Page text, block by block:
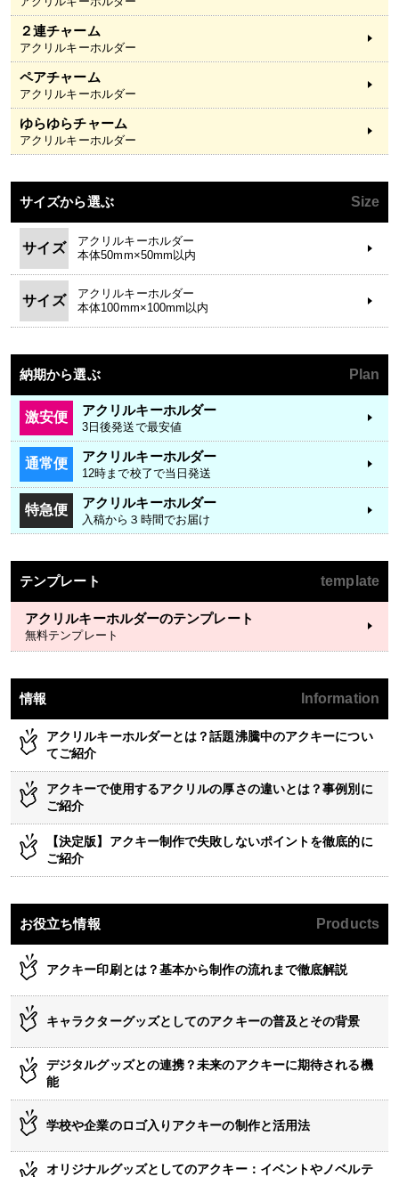
２連チャーム
アクリルキーホルダー
ペアチャーム
アクリルキーホルダー
ゆらゆらチャーム
アクリルキーホルダー
サイズから選ぶ Size
サイズ
アクリルキーホルダー
本体50mm×50mm以内
サイズ
アクリルキーホルダー
本体100mm×100mm以内
納期から選ぶ Plan
激安便 アクリルキーホルダー
3日後発送で最安値
通常便 アクリルキーホルダー
12時まで校了で当日発送
特急便 アクリルキーホルダー
入稿から３時間でお届け
テンプレート template
アクリルキーホルダーのテンプレート
無料テンプレート
情報 Information
アクリルキーホルダーとは？話題沸騰中のアクキーについ
てご紹介
アクキーで使用するアクリルの厚さの違いとは？事例別に
ご紹介
【決定版】アクキー制作で失敗しないポイントを徹底的に
ご紹介
お役立ち情報 Products
アクキー印刷とは？基本から制作の流れまで徹底解説
キャラクターグッズとしてのアクキーの普及とその背景
デジタルグッズとの連携？未来のアクキーに期待される機
能
学校や企業のロゴ入りアクキーの制作と活用法
オリジナルグッズとしてのアクキー：イベントやノベルテ